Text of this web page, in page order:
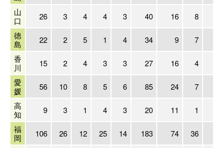
山
口
26 3 4 4 3 40 16 8
徳
島
22 2 5 1 4 34 9 7
香
川
15 2 4 3 3 27 16 4
愛
媛
56 10 8 5 6 85 24 7
高
知
9 3 1 4 3 20 11 1
福
岡
106 26 12 25 14 183 74 36